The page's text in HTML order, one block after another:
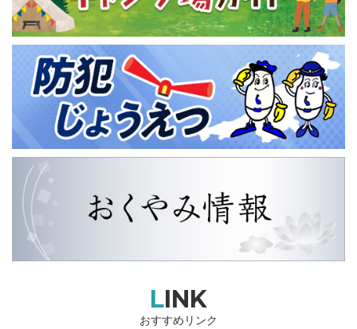
LINK
おすすめリンク